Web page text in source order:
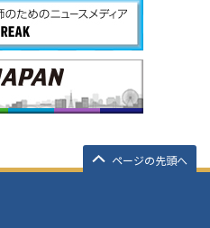
ページの先頭へ